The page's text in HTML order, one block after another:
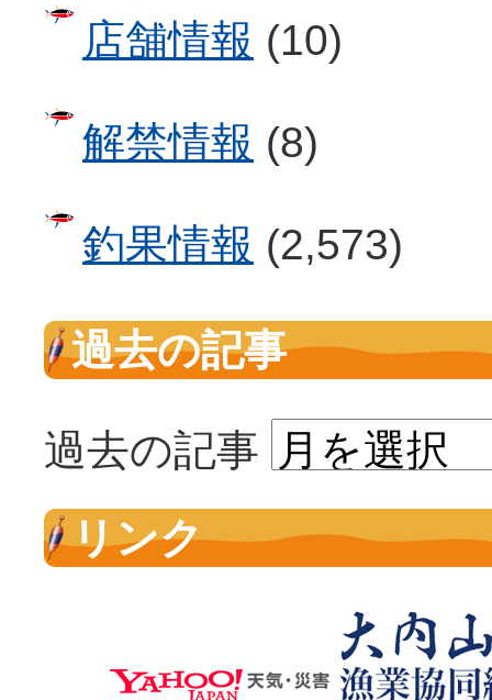
店舗情報 (10)
解禁情報 (8)
釣果情報 (2,573)
過去の記事
過去の記事
リンク